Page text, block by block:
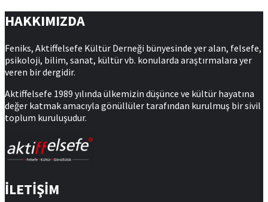
HAKKIMIZDA
Feniks, Aktiffelsefe Kültür Derneği bünyesinde yer alan, felsefe,
psikoloji, bilim, sanat, kültür vb. konularda araştırmalara yer
veren bir dergidir.
Aktiffelsefe 1989 yılında ülkemizin düşünce ve kültür hayatına
değer katmak amacıyla gönüllüler tarafından kurulmuş bir sivil
toplum kuruluşudur.
İLETİŞİM